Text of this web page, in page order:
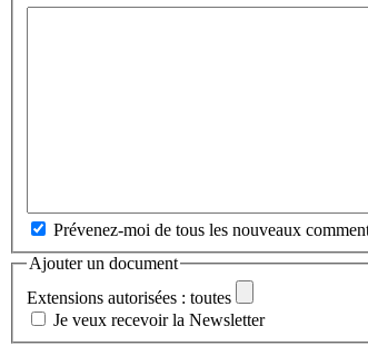
Prévenez-moi de tous les nouveaux
Ajouter un document
Extensions autorisées : toutes
Je veux recevoir la Newsletter